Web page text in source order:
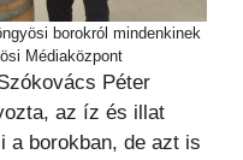
borokról mindenkinek
Médiaközpont
Péter
az íz és illat
a borokban, de azt is